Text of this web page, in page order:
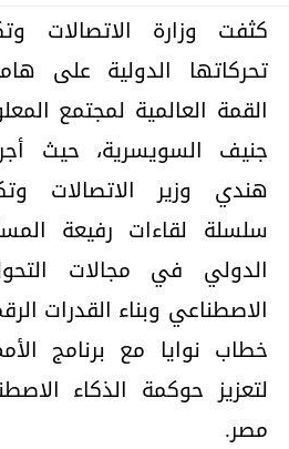
كثفت وزارة الاتصالات
تحركاتها الدولية على
جنيف السويسرية، حيث
هندي وزير الاتصالات
سلسلة لقاءات رفيعة
الدولي في مجالات
الاصطناعي وبناء القدرات
خطاب نوايا مع برنامج
لتعزيز حوكمة الذكاء
مصر.